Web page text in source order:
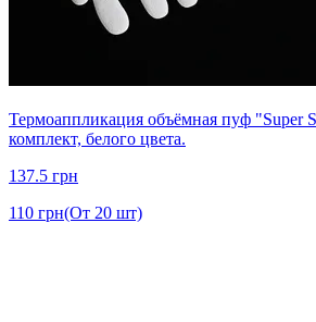
Термоаппликация объёмная пуф "Super
комплект, белого цвета.
137.5 грн
110 грн(От 20 шт)